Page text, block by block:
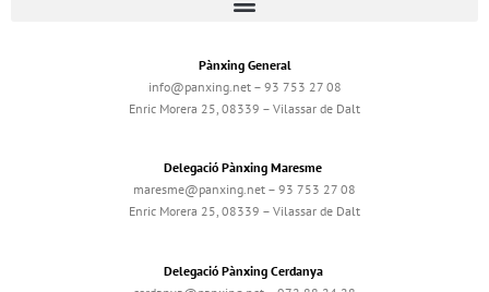
Pànxing General
info@panxing.net – 93 753 27 08
Enric Morera 25, 08339 – Vilassar de Dalt
Delegació Pànxing Maresme
maresme@panxing.net – 93 753 27 08
Enric Morera 25, 08339 – Vilassar de Dalt
Delegació Pànxing Cerdanya